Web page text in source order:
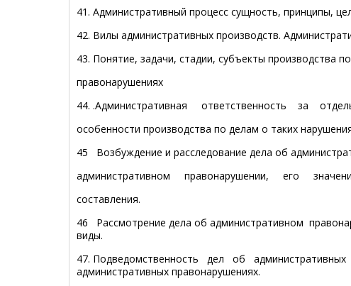
41. Административный процесс сущность, принципы,
42. Вилы административных производств.
43. Понятие, задачи, стадии, субъекты производства
правонарушениях
44. .Административная ответственность за
особенности производства по делам о таких
45 Возбуждение и расследование дела об
административном правонарушении, его
составления.
46 Рассмотрение дела об административном
виды.
47. Подведомственность дел об
административных правонарушениях.